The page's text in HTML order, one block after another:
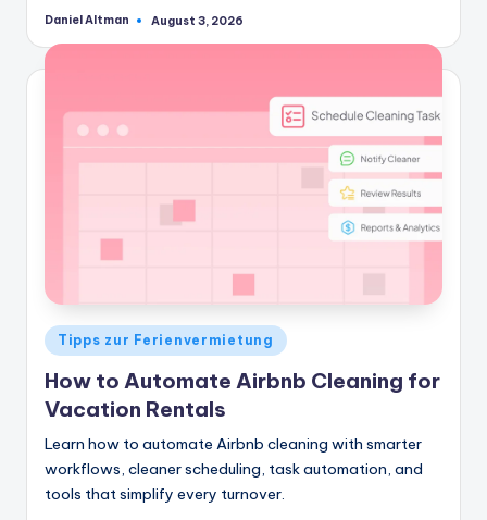
Geschrieben
Daniel Altman August 3, 2026
Veröffentlicht
in
Tipps zur Ferienvermietung
How to Automate Airbnb Cleaning for
Vacation Rentals
Learn how to automate Airbnb cleaning with smarter
workflows, cleaner scheduling, task automation, and
tools that simplify every turnover.